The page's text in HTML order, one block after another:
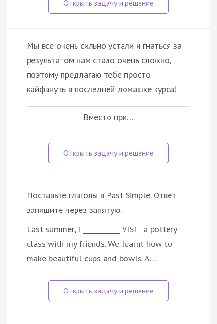
Мы все очень сильно устали и гнаться за
результатом нам стало очень сложно,
поэтому предлагаю тебе просто
кайфануть в последней домашке курса!
Вместо при…
Поставьте глаголы в Past Simple. Ответ
запишите через запятую.
Last summer, I ___________ VISIT a pottery
class with my friends. We learnt how to
make beautiful cups and bowls. A…